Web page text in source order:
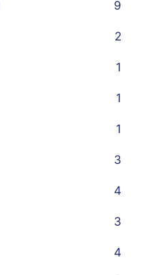
9
2
1
1
1
3
4
3
4